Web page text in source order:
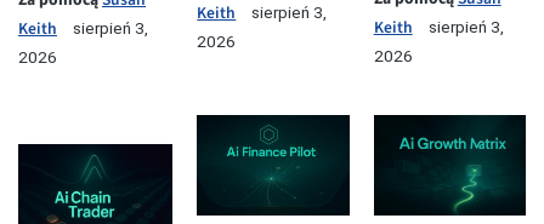
Keith
sierpień 3,
2026
Keith
sierpień 3,
2026
Keith
sierpień 3,
2026